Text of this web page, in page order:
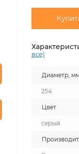
все)
Диаметр,
254
Цвет
серый